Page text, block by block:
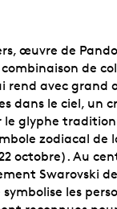
œuvre de
de
rend avec grand
dans le ciel, un
le glyphe
zodiacal de
octobre). Au
Swarovski
les